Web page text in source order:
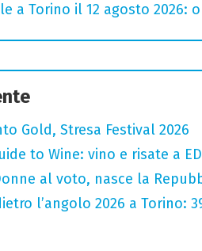
a Torino il 12 agosto
Gold, Stresa Festival 2026
to Wine: vino e risate a
al voto, nasce la
l’angolo 2026 a Torino: